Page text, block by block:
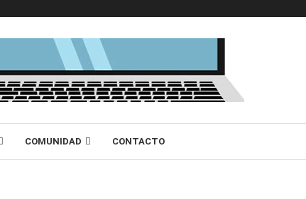
COMUNIDAD CONTACTO